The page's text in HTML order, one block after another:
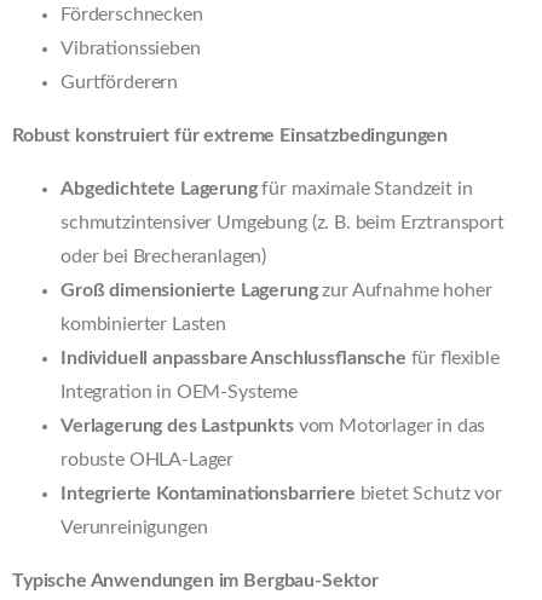
Förderschnecken
Vibrationssieben
Gurtförderern
Robust konstruiert für extreme Einsatzbedingungen
Abgedichtete Lagerungfür maximale Standzeit in
schmutzintensiver Umgebung (z. B. beim Erztransport
oder bei Brecheranlagen)
Groß dimensionierte Lagerungzur Aufnahme hoher
kombinierter Lasten
Individuell anpassbare Anschlussflansche für flexible
Integration in OEM-Systeme
Verlagerung des Lastpunkts vom Motorlager in das
robuste OHLA-Lager
Integrierte Kontaminationsbarriere bietet Schutz vor
Verunreinigungen
Typische Anwendungen im Bergbau-Sektor